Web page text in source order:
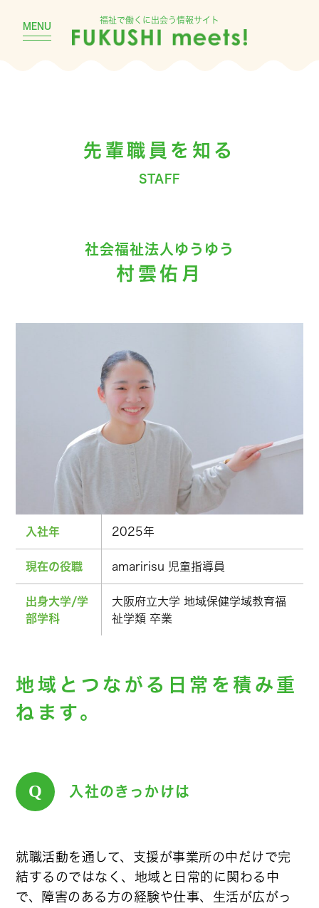
MENU
福祉で働くに出会う情報サイト
先輩職員を知る
STAFF
社会福祉法人ゆうゆう
村雲佑月
入社年 2025年
現在の役職 amaririsu 児童指導員
出身大学/学
部学科
大阪府立大学 地域保健学域教育福
祉学類 卒業
地域とつながる日常を積み重
ねます。
Q 入社のきっかけは
就職活動を通して、支援が事業所の中だけで完
結するのではなく、地域と日常的に関わる中
で、障害のある方の経験や仕事、生活が広がっ